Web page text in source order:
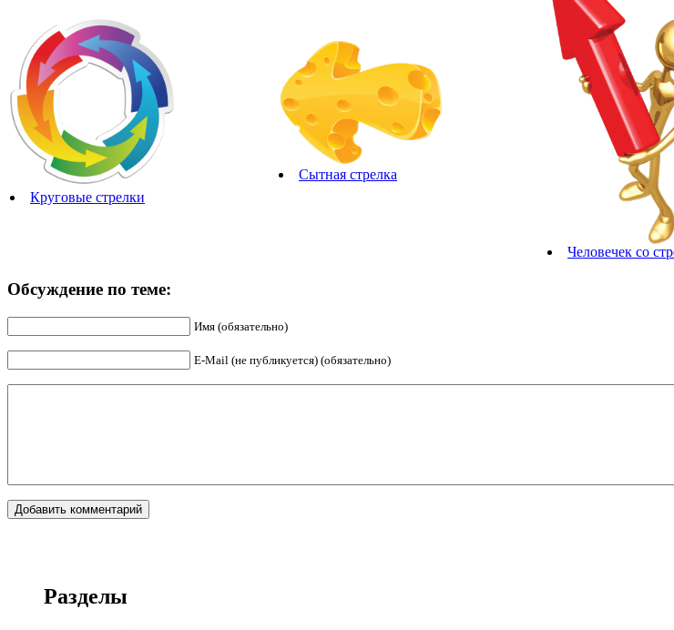
Круговые стрелки
Сытная стрелка
Человечек со
Обсуждение по теме:
Имя (обязательно)
E-Mail (не публикуется) (обязательно)
Разделы